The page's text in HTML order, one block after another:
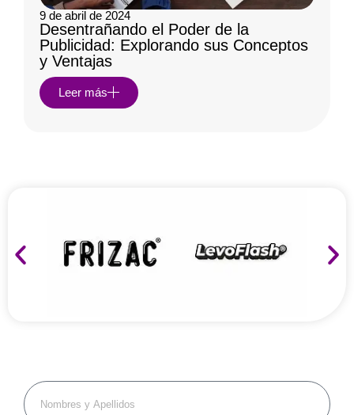
9 de abril de 2024
Desentrañando el Poder de la
Publicidad: Explorando sus Conceptos
y Ventajas
Leer más